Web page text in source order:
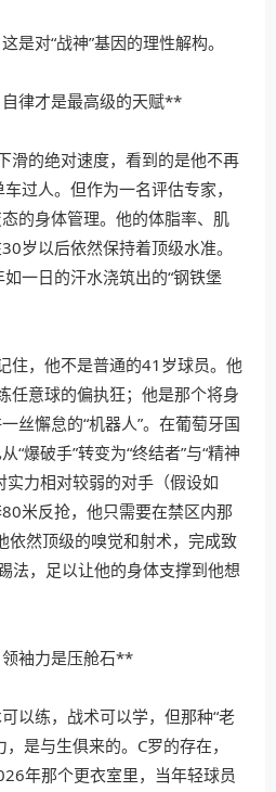
是对“战神”基因的理性解构。
律才是最高级的天赋**
滑的绝对速度，看到的是他不再
过人。但作为一名评估专家，
的身体管理。他的体脂率、肌
岁以后依然保持着顶级水准。
一日的汗水浇筑出的“钢铁堡
住，他不是普通的41岁球员。他
任意球的偏执狂；他是那个将身
丝懈怠的“机器人”。在葡萄牙国
“爆破手”转变为“终结者”与“精神
实力相对较弱的对手（假设如
米反抢，他只需要在禁区内那
依然顶级的嗅觉和射术，完成致
法，足以让他的身体支撑到他想
袖力是压舱石**
以练，战术可以学，但那种“老
是与生俱来的。C罗的存在，
年那个更衣室里，当年轻球员